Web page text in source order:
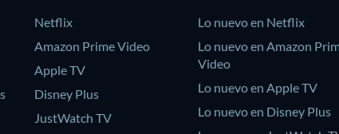
Netflix
Amazon Prime Video
Apple TV
Disney Plus
JustWatch TV
Lo nuevo en Netflix
Lo nuevo en Amazon
Video
Lo nuevo en Apple TV
Lo nuevo en Disney Plus